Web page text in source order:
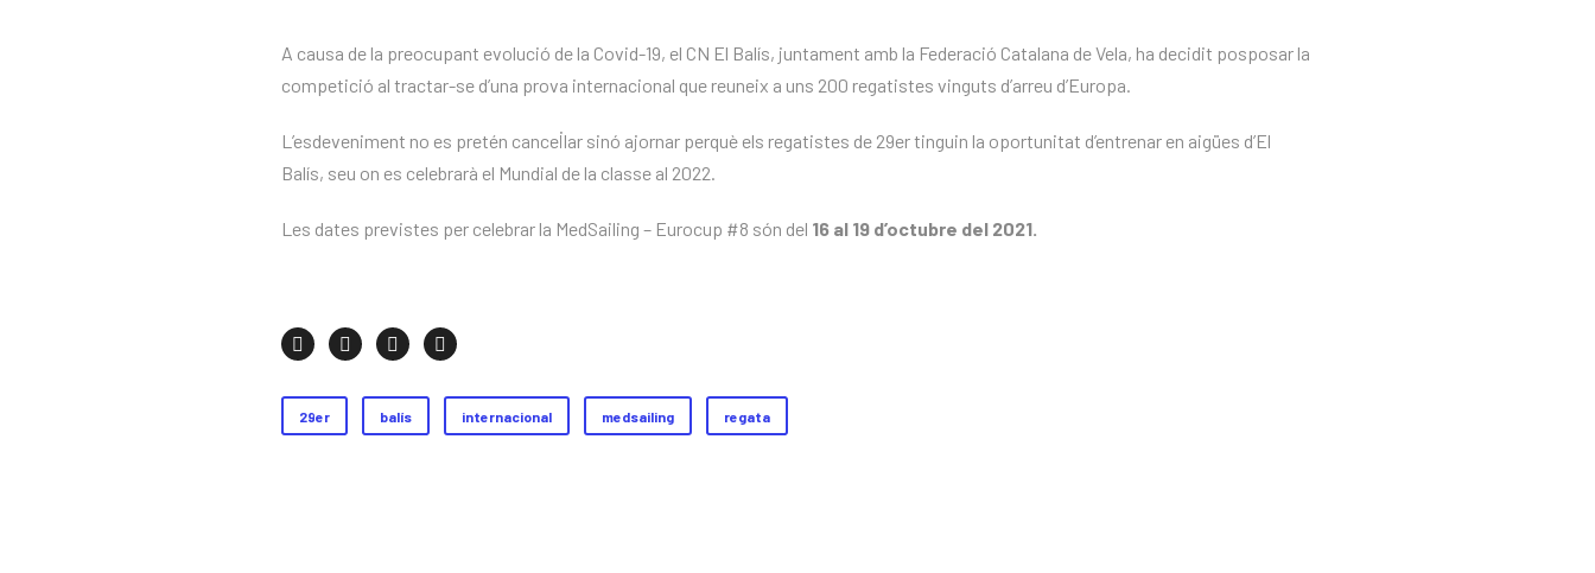
A causa de la preocupant evolució de la Covid-19, el CN El Balís, juntament amb la Federació Catalana de Vela, ha decidit posposar la
competició al tractar-se d’una prova internacional que reuneix a uns 200 regatistes vinguts d’arreu d’Europa.
L’esdeveniment no es pretén cancel·lar sinó ajornar perquè els regatistes de 29er tinguin la oportunitat d’entrenar en aigües d’El
Balís, seu on es celebrarà el Mundial de la classe al 2022.
Les dates previstes per celebrar la MedSailing – Eurocup #8 són del 16 al 19 d’octubre del 2021.
29er balís internacional medsailing regata